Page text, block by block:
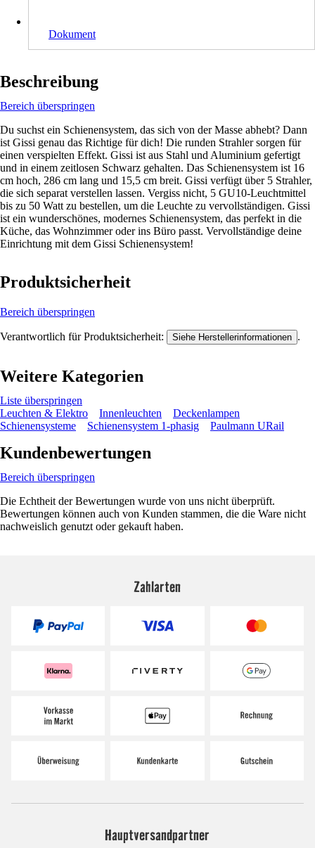
Dokument
Beschreibung
Bereich überspringen
Du suchst ein Schienensystem, das sich von der Masse abhebt? Dann
ist Gissi genau das Richtige für dich! Die runden Strahler sorgen für
einen verspielten Effekt. Gissi ist aus Stahl und Aluminium gefertigt
und in einem zeitlosen Schwarz gehalten. Das Schienensystem ist 16
cm hoch, 286 cm lang und 15,5 cm breit. Gissi verfügt über 5 Strahler,
die sich separat verstellen lassen. Vergiss nicht, 5 GU10-Leuchtmittel
bis zu 50 Watt zu bestellen, um die Leuchte zu vervollständigen. Gissi
ist ein wunderschönes, modernes Schienensystem, das perfekt in die
Küche, das Wohnzimmer oder ins Büro passt. Vervollständige deine
Einrichtung mit dem Gissi Schienensystem!
Produktsicherheit
Bereich überspringen
Verantwortlich für Produktsicherheit: Siehe Herstellerinformationen .
Weitere Kategorien
Liste überspringen
Leuchten & Elektro
Innenleuchten
Deckenlampen
Schienensysteme
Schienensystem 1-phasig Paulmann URail
Kundenbewertungen
Bereich überspringen
Die Echtheit der Bewertungen wurde von uns nicht überprüft.
Bewertungen können auch von Kunden stammen, die die Ware nicht
nachweislich genutzt oder gekauft haben.
Zahlarten
Hauptversandpartner